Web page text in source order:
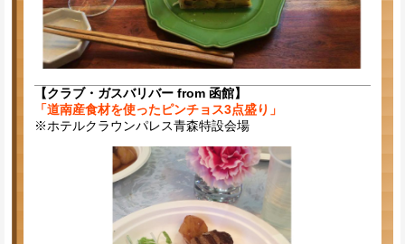
【クラブ・ガスバリバー from 函館】
「道南産食材を使ったピンチョス3点盛り」
※ホテルクラウンパレス青森特設会場